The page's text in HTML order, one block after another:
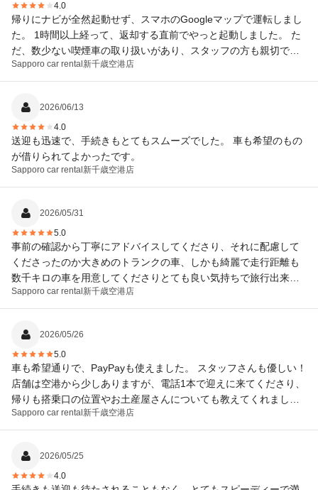
4.0
帰りにナビが全然起動せず、スマホのGoogleマップで運転しまし
た。 1時間以上経って、返却する直前でやっと起動しました。 た
だ、数少ない喫煙車の取り扱いがあり、スタッフの方も親切でし
た。
Sapporo car rental 新千歳空港店
2026/06/13
4.0
送迎も迅速で、手続きもとてもスムーズでした。 車も希望のもの
が借りられてよかったです。
Sapporo car rental 新千歳空港店
2026/05/31
5.0
事前の確認から丁寧にアドバイスしてくださり、それに配慮して
くださったのか大きめのトランクの車、しかも綺麗で走行距離も
数千キロの車を用意してくださりとても良い気持ちで旅行出来ま
した。感謝致します。ありがとうございます。
Sapporo car rental 新千歳空港店
2026/05/26
5.0
車も希望通りで、PayPayも使えました。 スタッフさんも優しい！
店舗は空港から少しありますが、電話1本で迎えに来てくださり、
帰りも搭乗口の位置やお土産屋さんについても教えてくれまし
た！ また新千歳に行く際はお世話になりたいです(*^^*)
Sapporo car rental 新千歳空港店
2026/05/25
4.0